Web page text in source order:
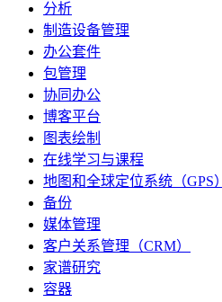
分析
制造设备管理
办公套件
包管理
协同办公
博客平台
图表绘制
在线学习与课程
地图和全球定位系统（GPS）
备份
媒体管理
客户关系管理（CRM）
家谱研究
容器